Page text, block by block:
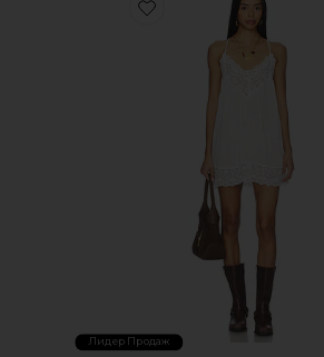
Favorite КОМБИНАЦИЯ FREE
Лидер Продаж